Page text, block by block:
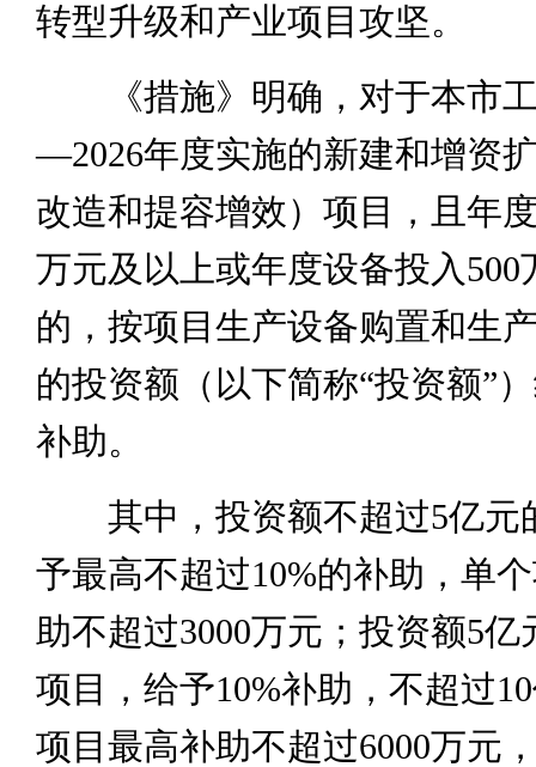
转型升级和产业项目攻坚。
《措施》明确，对于本市工
—2026年度实施的新建和增资
改造和提容增效）项目，且年
万元及以上或年度设备投入500
的，按项目生产设备购置和生
的投资额（以下简称“投资额”
补助。
其中，投资额不超过5亿元
予最高不超过10%的补助，单
助不超过3000万元；投资额5亿
项目，给予10%补助，不超过
项目最高补助不超过6000万元